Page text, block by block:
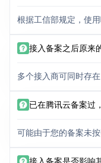
根据工信部规定，使
接入备案之后原来
多个接入商可同时存
已在腾讯云备案过
可能由于您的备案未
接入备案是否影响